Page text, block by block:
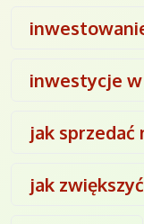
inwestycje
jak sprzedać
jak